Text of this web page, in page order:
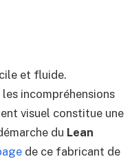
et fluide.
incompréhensions
visuel constitue une
du Lean
de ce fabricant de